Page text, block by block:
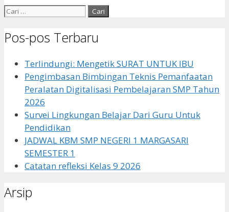
Cari
Pos-pos Terbaru
Terlindungi: Mengetik SURAT UNTUK IBU
Pengimbasan Bimbingan Teknis Pemanfaatan
Peralatan Digitalisasi Pembelajaran SMP Tahun
2026
Survei Lingkungan Belajar Dari Guru Untuk
Pendidikan
JADWAL KBM SMP NEGERI 1 MARGASARI
SEMESTER 1
Catatan refleksi Kelas 9 2026
Arsip